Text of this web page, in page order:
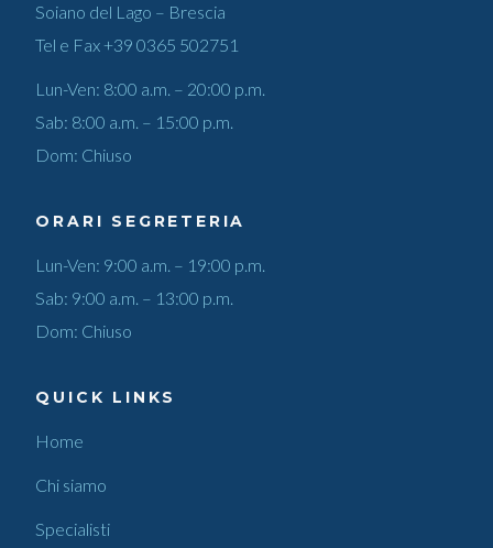
Soiano del Lago – Brescia
Tel e Fax+39 0365 502751
Lun-Ven: 8:00 a.m. – 20:00 p.m.
Sab: 8:00 a.m. – 15:00 p.m.
Dom: Chiuso
ORARI SEGRETERIA
Lun-Ven: 9:00 a.m. – 19:00 p.m.
Sab: 9:00 a.m. – 13:00 p.m.
Dom: Chiuso
QUICK LINKS
Home
Chi siamo
Specialisti